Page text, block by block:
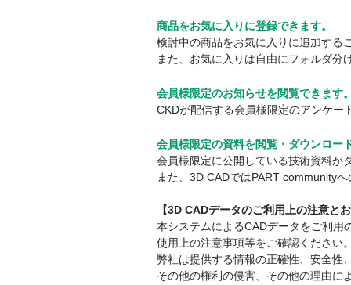
商品をお気に入りに登録できます。
検討中の商品をお気に入りに追加する
また、お気に入りは自由にフォルダ
会員様限定のお知らせを閲覧できます
CKDが配信する会員様限定のアンケー
会員様限定の資料を閲覧・ダウンロー
会員様限定に公開している技術資料が
また、3D CADではPART community
【3D CADデータのご利用上の注意と
本システムによるCADデータをご利用
使用上の注意事項等をご確認ください
弊社は提供する情報の正確性、安全性
その他の権利の侵害、その他の理由に